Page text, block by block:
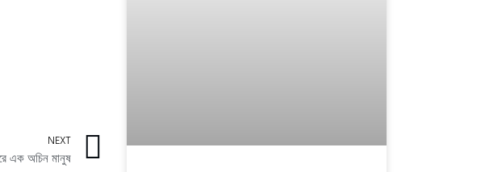
NEXT
এক অচিন মানুষ